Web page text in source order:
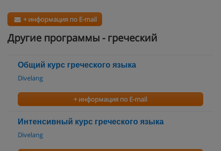
+ информация по E-mail
Другие программы - греческий
Общий курс греческого языка
Divelang
+ информация по E-mail
Интенсивный курс греческого языка
Divelang